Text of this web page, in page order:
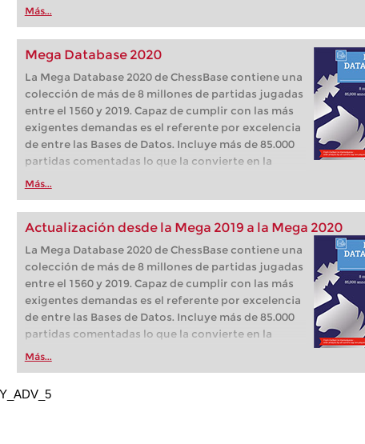
Más...
Mega Database 2020
La Mega Database 2020 de ChessBase contiene una
colección de más de 8 millones de partidas jugadas
entre el 1560 y 2019. Capaz de cumplir con las más
exigentes demandas es el referente por excelencia
de entre las Bases de Datos. Incluye más de 85.000
partidas comentadas lo que la convierte en la
mayor colección de partidas analizadas al más alto
la Mega Database 2020 de ChessBase prepárese con
el mejor material para la próxima partida. Aprenda
de los grandes maestros a comprender mejor sus
variantes favoritas, a cómo fortalecer su
repertorio, etc.
Más...
Actualización desde la Mega 2019 a la Mega 2020
La Mega Database 2020 de ChessBase contiene una
colección de más de 8 millones de partidas jugadas
entre el 1560 y 2019. Capaz de cumplir con las más
exigentes demandas es el referente por excelencia
de entre las Bases de Datos. Incluye más de 85.000
partidas comentadas lo que la convierte en la
mayor colección de partidas analizadas al más alto
el mejor material para la próxima partida. Aprenda
Más...